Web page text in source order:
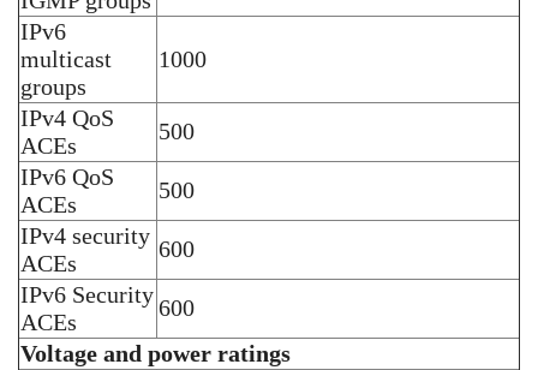
IPv6
multicast
groups
1000
IPv4 QoS
ACEs
500
IPv6 QoS
ACEs
500
IPv4 security
ACEs
600
IPv6 Security
ACEs
600
Voltage and power ratings